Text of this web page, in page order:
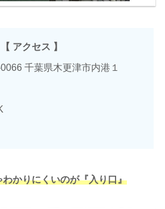
【 アクセス 】
千葉県木更津市内港１
かりにくいのが『入り口』